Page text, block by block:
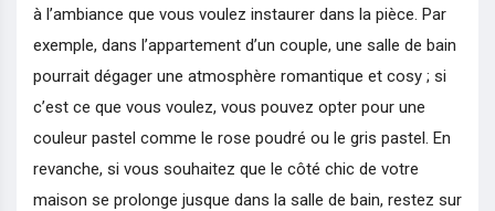
à l’ambiance que vous voulez instaurer dans la pièce. Par
exemple, dans l’appartement d’un couple, une salle de bain
pourrait dégager une atmosphère romantique et cosy ; si
c’est ce que vous voulez, vous pouvez opter pour une
couleur pastel comme le rose poudré ou le gris pastel. En
revanche, si vous souhaitez que le côté chic de votre
maison se prolonge jusque dans la salle de bain, restez sur